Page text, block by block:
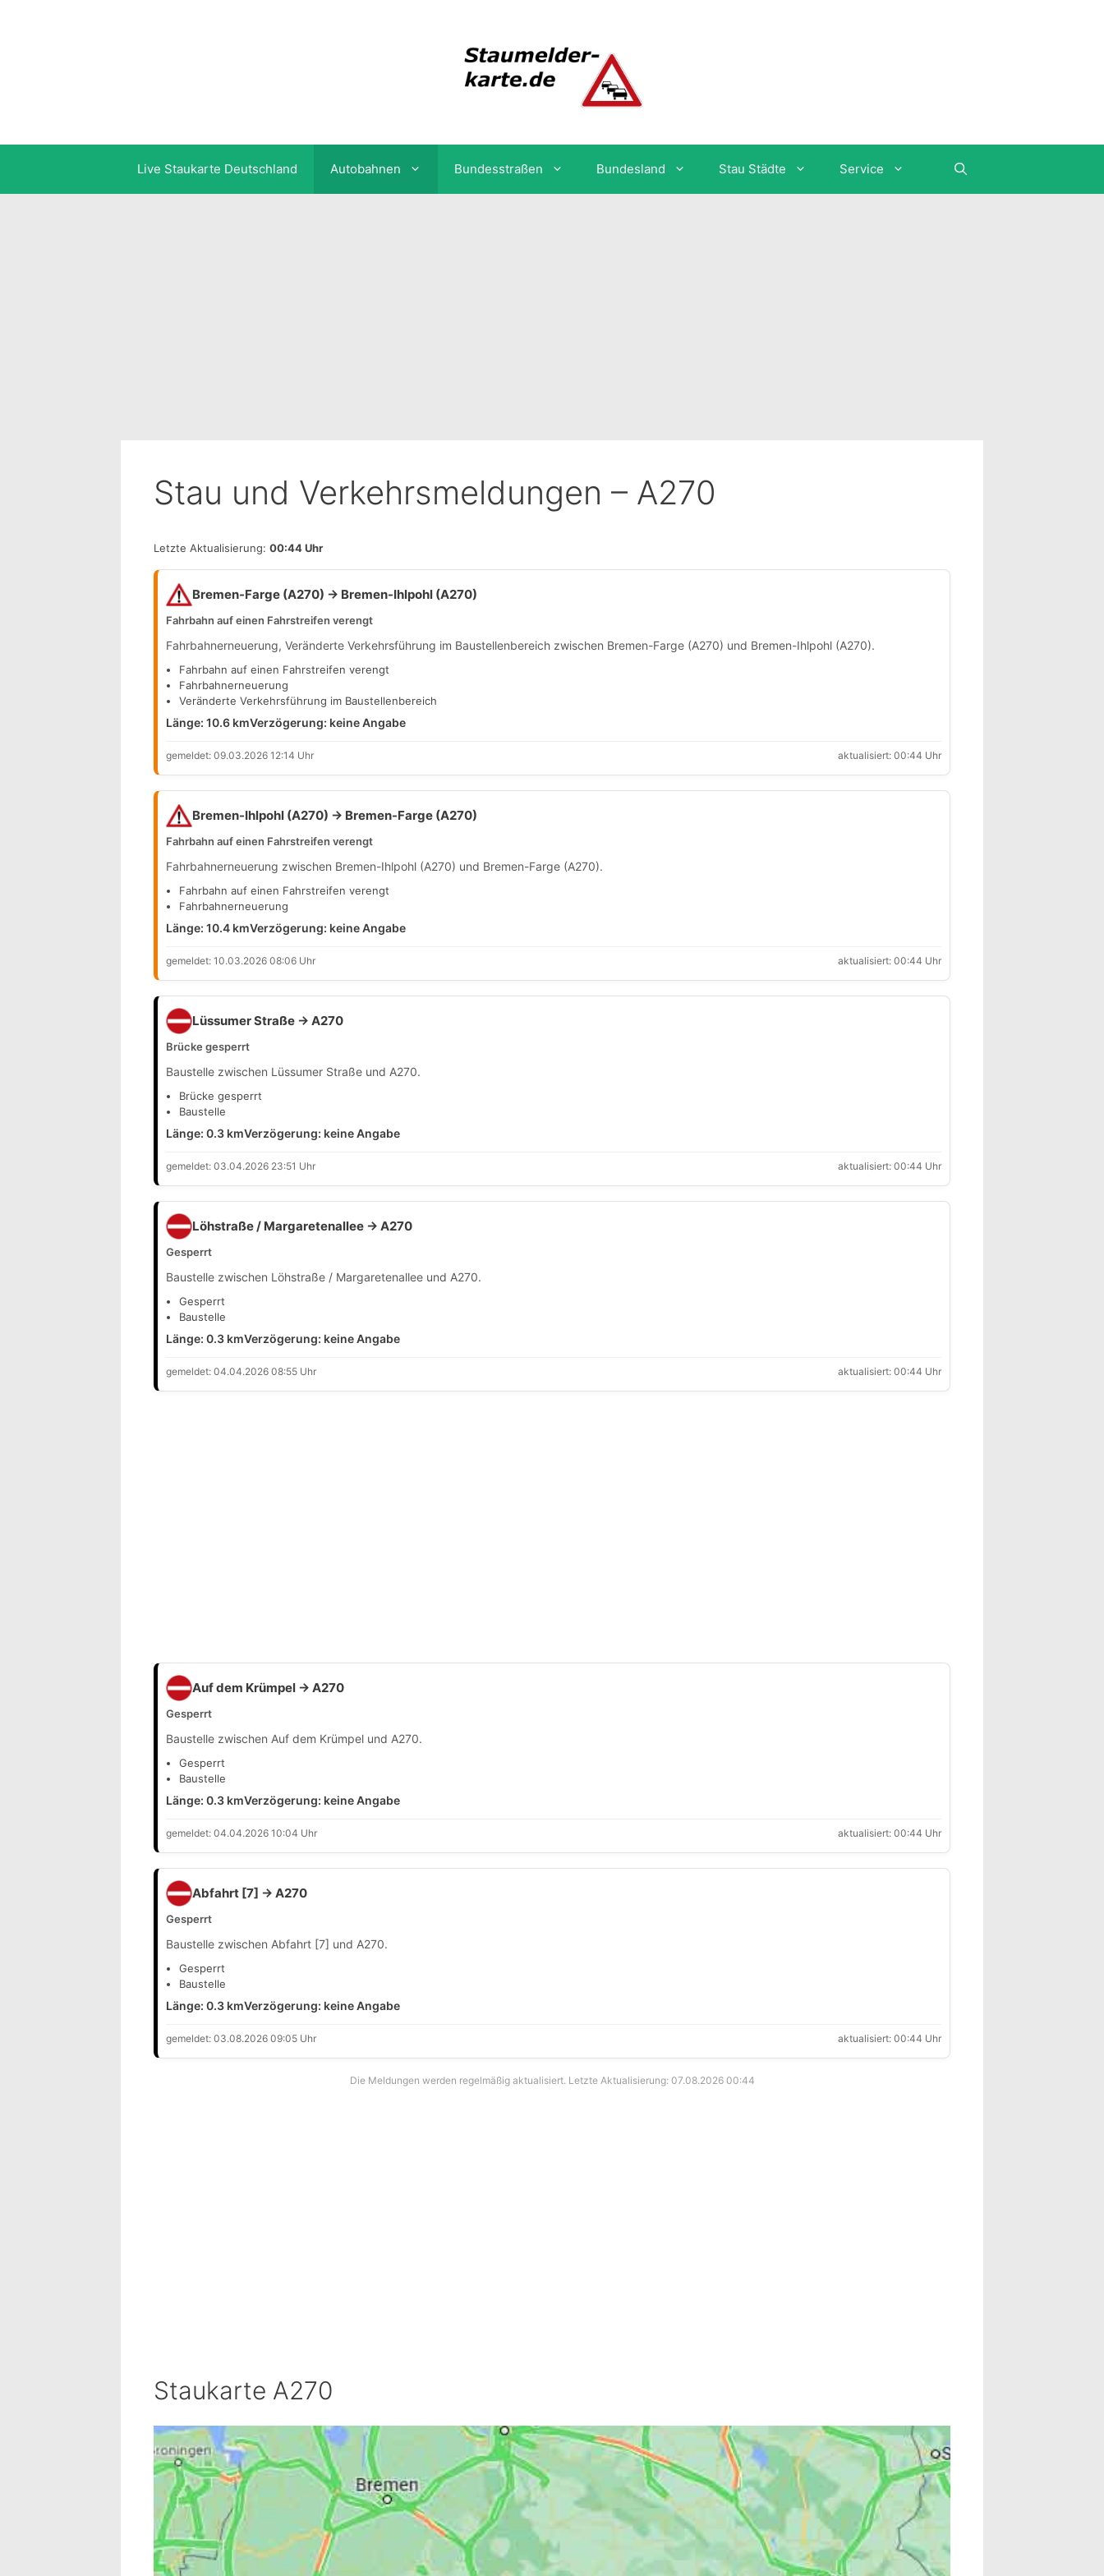
Live Staukarte Deutschland Autobahnen Bundesstraßen Bundesland Stau Städte Service
Stau und Verkehrsmeldungen – A270
Letzte Aktualisierung: 00:44 Uhr
Bremen-Farge (A270) → Bremen-Ihlpohl (A270)
Fahrbahn auf einen Fahrstreifen verengt
Fahrbahnerneuerung, Veränderte Verkehrsführung im Baustellenbereich zwischen Bremen-Farge (A270) und Bremen-Ihlpohl (A270).
Fahrbahn auf einen Fahrstreifen verengt
Fahrbahnerneuerung
Veränderte Verkehrsführung im Baustellenbereich
Länge: 10.6 kmVerzögerung: keine Angabe
gemeldet: 09.03.2026 12:14 Uhr aktualisiert: 00:44 Uhr
Bremen-Ihlpohl (A270) → Bremen-Farge (A270)
Fahrbahn auf einen Fahrstreifen verengt
Fahrbahnerneuerung zwischen Bremen-Ihlpohl (A270) und Bremen-Farge (A270).
Fahrbahn auf einen Fahrstreifen verengt
Fahrbahnerneuerung
Länge: 10.4 kmVerzögerung: keine Angabe
gemeldet: 10.03.2026 08:06 Uhr aktualisiert: 00:44 Uhr
Lüssumer Straße → A270
Brücke gesperrt
Baustelle zwischen Lüssumer Straße und A270.
Brücke gesperrt
Baustelle
Länge: 0.3 kmVerzögerung: keine Angabe
gemeldet: 03.04.2026 23:51 Uhr aktualisiert: 00:44 Uhr
Löhstraße / Margaretenallee → A270
Gesperrt
Baustelle zwischen Löhstraße / Margaretenallee und A270.
Gesperrt
Baustelle
Länge: 0.3 kmVerzögerung: keine Angabe
gemeldet: 04.04.2026 08:55 Uhr aktualisiert: 00:44 Uhr
Auf dem Krümpel → A270
Gesperrt
Baustelle zwischen Auf dem Krümpel und A270.
Gesperrt
Baustelle
Länge: 0.3 kmVerzögerung: keine Angabe
gemeldet: 04.04.2026 10:04 Uhr aktualisiert: 00:44 Uhr
Abfahrt [7] → A270
Gesperrt
Baustelle zwischen Abfahrt [7] und A270.
Gesperrt
Baustelle
Länge: 0.3 kmVerzögerung: keine Angabe
gemeldet: 03.08.2026 09:05 Uhr aktualisiert: 00:44 Uhr
Die Meldungen werden regelmäßig aktualisiert. Letzte Aktualisierung: 07.08.2026 00:44
Staukarte A270